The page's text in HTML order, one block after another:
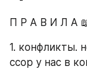
П Р А В И Л А
1. конфликты.
ссор у нас в